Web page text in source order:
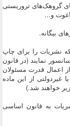
گروهک‌های تروریستی
و...
بیگانه.
که نشریات را برای چاپ
نمایند (در قانون
اعمال قدرت مسئولان
از این ماده
خواهند شد.)
به قانون اساسی